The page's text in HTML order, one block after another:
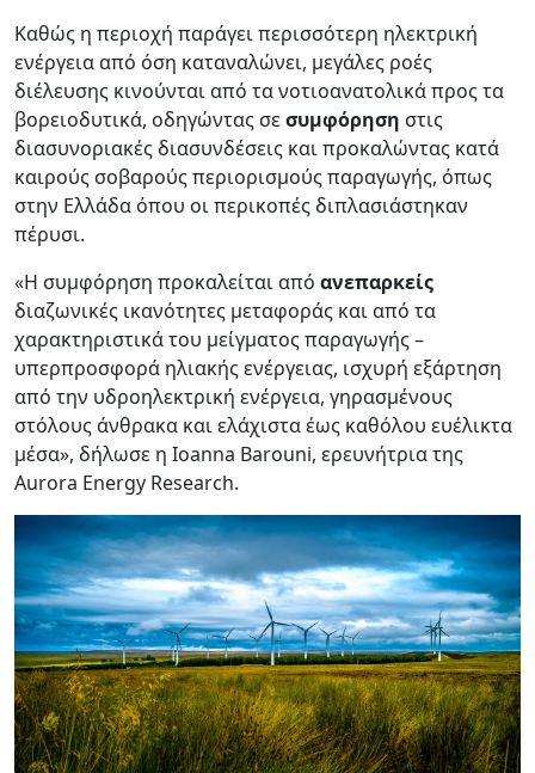
Καθώς η περιοχή παράγει περισσότερη ηλεκτρική
ενέργεια από όση καταναλώνει, μεγάλες ροές
διέλευσης κινούνται από τα νοτιοανατολικά προς τα
βορειοδυτικά, οδηγώντας σεσυμφόρηση στις
διασυνοριακές διασυνδέσεις και προκαλώντας κατά
καιρούς σοβαρούς περιορισμούς παραγωγής, όπως
στην Ελλάδα όπου οι περικοπές διπλασιάστηκαν
πέρυσι.
«Η συμφόρηση προκαλείται από ανεπαρκείς
διαζωνικές ικανότητες μεταφοράς και από τα
χαρακτηριστικά του μείγματος παραγωγής –
υπερπροσφορά ηλιακής ενέργειας, ισχυρή εξάρτηση
από την υδροηλεκτρική ενέργεια, γηρασμένους
στόλους άνθρακα και ελάχιστα έως καθόλου ευέλικτα
μέσα», δήλωσε η Ioanna Barouni, ερευνήτρια της
Aurora Energy Research.